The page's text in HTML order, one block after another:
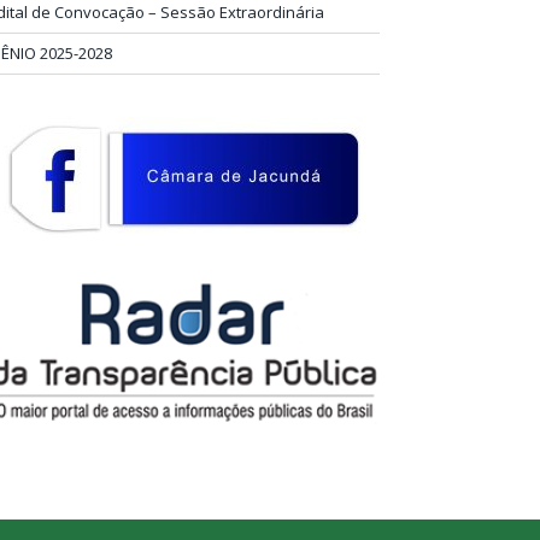
de Convocação – Sessão Extraordinária
2025-2028